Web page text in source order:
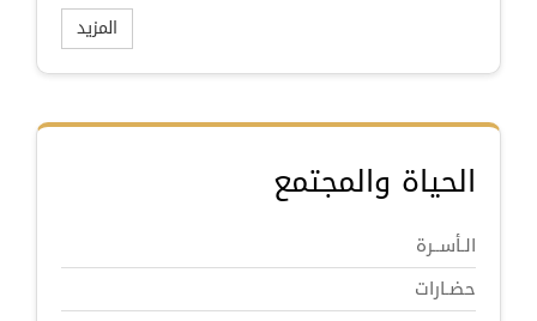
المزيد
الحياة والمجتمع
الـأســرة
حضـارات